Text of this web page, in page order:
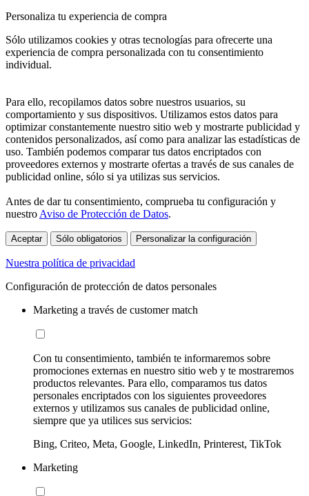
Personaliza tu experiencia de compra
Sólo utilizamos cookies y otras tecnologías para ofrecerte una
experiencia de compra personalizada con tu consentimiento
individual.
Para ello, recopilamos datos sobre nuestros usuarios, su
comportamiento y sus dispositivos. Utilizamos estos datos para
optimizar constantemente nuestro sitio web y mostrarte publicidad y
contenidos personalizados, así como para analizar las estadísticas de
uso. También podemos comparar tus datos encriptados con
proveedores externos y mostrarte ofertas a través de sus canales de
publicidad online, sólo si ya utilizas sus servicios.
Antes de dar tu consentimiento, comprueba tu configuración y
nuestro Aviso de Protección de Datos.
Aceptar Sólo obligatorios Personalizar la configuración
Nuestra política de privacidad
Configuración de protección de datos personales
Marketing a través de customer match
Con tu consentimiento, también te informaremos sobre
promociones externas en nuestro sitio web y te mostraremos
productos relevantes. Para ello, comparamos tus datos
personales encriptados con los siguientes proveedores
externos y utilizamos sus canales de publicidad online,
siempre que ya utilices sus servicios:
Bing, Criteo, Meta, Google, LinkedIn, Printerest, TikTok
Marketing